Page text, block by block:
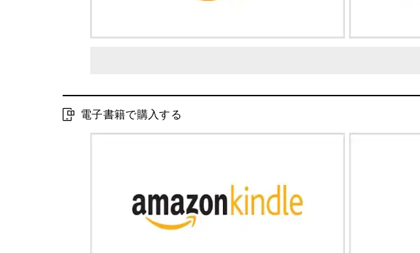
電子書籍で購入する